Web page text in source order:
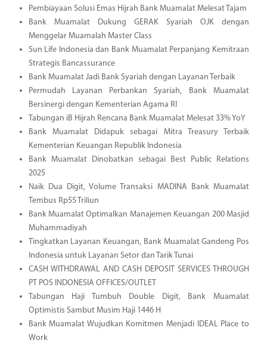
Pembiayaan Solusi Emas Hijrah Bank Muamalat Melesat Tajam
Bank Muamalat Dukung GERAK Syariah OJK dengan
Menggelar Muamalah Master Class
Sun Life Indonesia dan Bank Muamalat Perpanjang Kemitraan
Strategis Bancassurance
Bank Muamalat Jadi Bank Syariah dengan Layanan Terbaik
Permudah Layanan Perbankan Syariah, Bank Muamalat
Bersinergi dengan Kementerian Agama RI
Tabungan iB Hijrah Rencana Bank Muamalat Melesat 33% YoY
Bank Muamalat Didapuk sebagai Mitra Treasury Terbaik
Kementerian Keuangan Republik Indonesia
Bank Muamalat Dinobatkan sebagai Best Public Relations
2025
Naik Dua Digit, Volume Transaksi MADINA Bank Muamalat
Tembus Rp55 Triliun
Bank Muamalat Optimalkan Manajemen Keuangan 200 Masjid
Muhammadiyah
Tingkatkan Layanan Keuangan, Bank Muamalat Gandeng Pos
Indonesia untuk Layanan Setor dan Tarik Tunai
CASH WITHDRAWAL AND CASH DEPOSIT SERVICES THROUGH
PT POS INDONESIA OFFICES/OUTLET
Tabungan Haji Tumbuh Double Digit, Bank Muamalat
Optimistis Sambut Musim Haji 1446 H
Bank Muamalat Wujudkan Komitmen Menjadi IDEAL Place to
Work